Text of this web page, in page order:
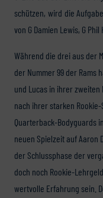
schützen, wird die
von G Damien Lewis, G
Während die drei aus der
der Nummer 99 der Rams
und Lucas in ihrer zweiten
nach ihrer starken
Quarterback-Bodyguards
neuen Spielzeit auf Aaron
der Schlussphase der
doch noch Rookie-
wertvolle Erfahrung sein.